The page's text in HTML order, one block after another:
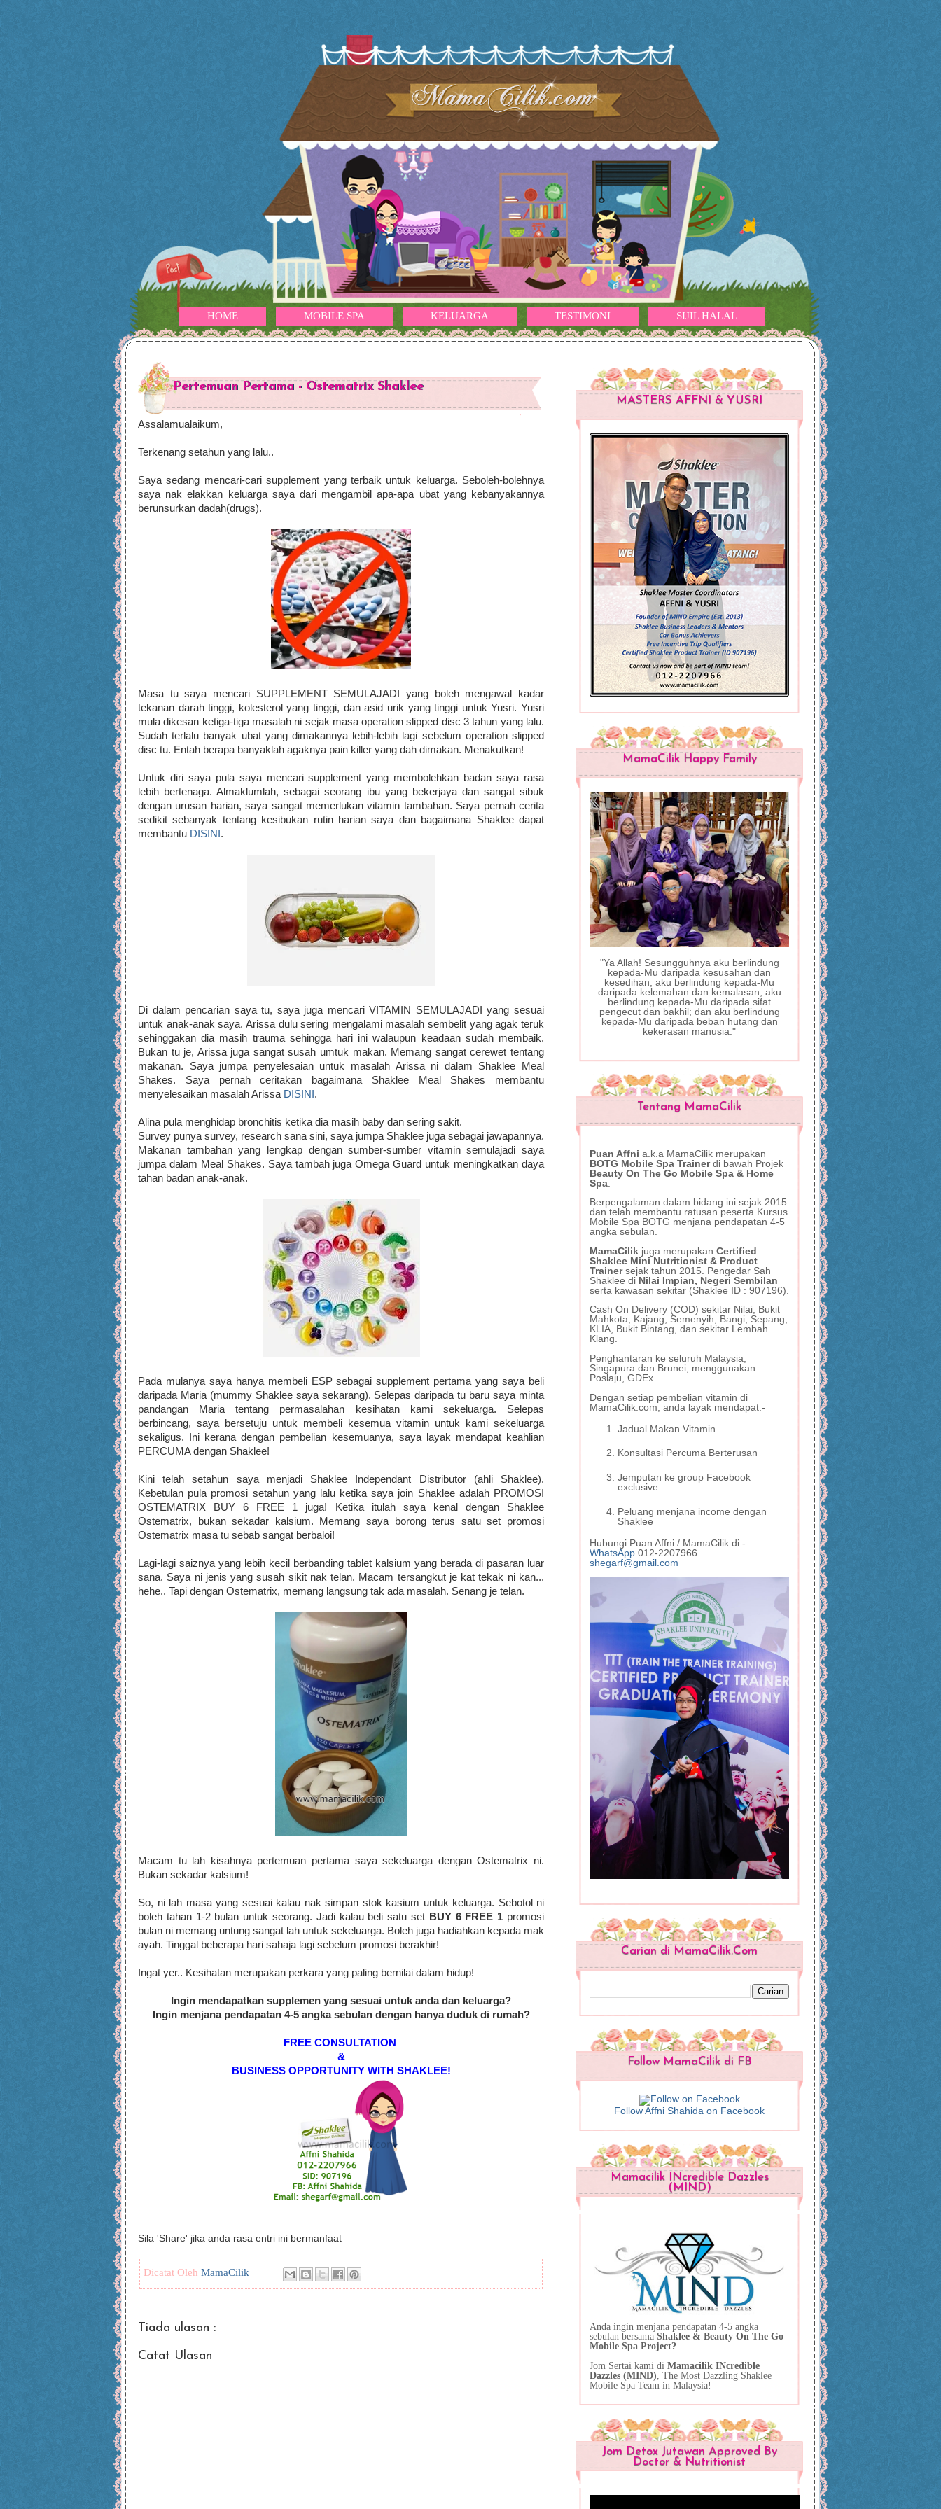
HOME MOBILE SPA KELUARGA TESTIMONI SIJIL HALAL
Pertemuan Pertama - Ostematrix Shaklee
Assalamualaikum,
Terkenang setahun yang lalu..
Saya sedang mencari-cari supplement yang terbaik untuk keluarga. Seboleh-bolehnya
saya nak elakkan keluarga saya dari mengambil apa-apa ubat yang kebanyakannya
berunsurkan dadah(drugs).
Masa tu saya mencari SUPPLEMENT SEMULAJADI yang boleh mengawal kadar
tekanan darah tinggi, kolesterol yang tinggi, dan asid urik yang tinggi untuk Yusri. Yusri
mula dikesan ketiga-tiga masalah ni sejak masa operation slipped disc 3 tahun yang lalu.
Sudah terlalu banyak ubat yang dimakannya lebih-lebih lagi sebelum operation slipped
disc tu. Entah berapa banyaklah agaknya pain killer yang dah dimakan. Menakutkan!
Untuk diri saya pula saya mencari supplement yang membolehkan badan saya rasa
lebih bertenaga. Almaklumlah, sebagai seorang ibu yang bekerjaya dan sangat sibuk
dengan urusan harian, saya sangat memerlukan vitamin tambahan. Saya pernah cerita
sedikit sebanyak tentang kesibukan rutin harian saya dan bagaimana Shaklee dapat
membantu DISINI .
Di dalam pencarian saya tu, saya juga mencari VITAMIN SEMULAJADI yang sesuai
untuk anak-anak saya. Arissa dulu sering mengalami masalah sembelit yang agak teruk
sehinggakan dia masih trauma sehingga hari ini walaupun keadaan sudah membaik.
Bukan tu je, Arissa juga sangat susah umtuk makan. Memang sangat cerewet tentang
makanan. Saya jumpa penyelesaian untuk masalah Arissa ni dalam Shaklee Meal
Shakes. Saya pernah ceritakan bagaimana Shaklee Meal Shakes membantu
menyelesaikan masalah Arissa DISINI .
Alina pula menghidap bronchitis ketika dia masih baby dan sering sakit.
Survey punya survey, research sana sini, saya jumpa Shaklee juga sebagai jawapannya.
Makanan tambahan yang lengkap dengan sumber-sumber vitamin semulajadi saya
jumpa dalam Meal Shakes. Saya tambah juga Omega Guard untuk meningkatkan daya
tahan badan anak-anak.
Pada mulanya saya hanya membeli ESP sebagai supplement pertama yang saya beli
daripada Maria (mummy Shaklee saya sekarang). Selepas daripada tu baru saya minta
pandangan Maria tentang permasalahan kesihatan kami sekeluarga. Selepas
berbincang, saya bersetuju untuk membeli kesemua vitamin untuk kami sekeluarga
sekaligus. Ini kerana dengan pembelian kesemuanya, saya layak mendapat keahlian
PERCUMA dengan Shaklee!
Kini telah setahun saya menjadi Shaklee Independant Distributor (ahli Shaklee).
Kebetulan pula promosi setahun yang lalu ketika saya join Shaklee adalah PROMOSI
OSTEMATRIX BUY 6 FREE 1 juga! Ketika itulah saya kenal dengan Shaklee
Ostematrix, bukan sekadar kalsium. Memang saya borong terus satu set promosi
Ostematrix masa tu sebab sangat berbaloi!
Lagi-lagi saiznya yang lebih kecil berbanding tablet kalsium yang berada di pasaran luar
sana. Saya ni jenis yang susah sikit nak telan. Macam tersangkut je kat tekak ni kan...
hehe.. Tapi dengan Ostematrix, memang langsung tak ada masalah. Senang je telan.
Macam tu lah kisahnya pertemuan pertama saya sekeluarga dengan Ostematrix ni.
Bukan sekadar kalsium!
So, ni lah masa yang sesuai kalau nak simpan stok kasium untuk keluarga. Sebotol ni
boleh tahan 1-2 bulan untuk seorang. Jadi kalau beli satu set BUY 6 FREE 1 promosi
bulan ni memang untung sangat lah untuk sekeluarga. Boleh juga hadiahkan kepada mak
ayah. Tinggal beberapa hari sahaja lagi sebelum promosi berakhir!
Ingat yer.. Kesihatan merupakan perkara yang paling bernilai dalam hidup!
Ingin mendapatkan supplemen yang sesuai untuk anda dan keluarga?
Ingin menjana pendapatan 4-5 angka sebulan dengan hanya duduk di rumah?
FREE CONSULTATION
&
BUSINESS OPPORTUNITY WITH SHAKLEE!
Sila 'Share' jika anda rasa entri ini bermanfaat
Dicatat Oleh MamaCilik
Tiada ulasan :
Catat Ulasan
MASTERS AFFNI & YUSRI
MamaCilik Happy Family
"Ya Allah! Sesungguhnya aku berlindung
kepada-Mu daripada kesusahan dan
kesedihan; aku berlindung kepada-Mu
daripada kelemahan dan kemalasan; aku
berlindung kepada-Mu daripada sifat
pengecut dan bakhil; dan aku berlindung
kepada-Mu daripada beban hutang dan
kekerasan manusia."
Tentang MamaCilik
Puan Affni a.k.a MamaCilik merupakan
BOTG Mobile Spa Trainerdi bawah Projek
Beauty On The Go Mobile Spa & Home
Spa
Berpengalaman dalam bidang ini sejak 2015
dan telah membantu ratusan peserta Kursus
Mobile Spa BOTG menjana pendapatan 4-5
angka sebulan.
MamaCilik juga merupakan Certified
Shaklee Mini Nutritionist & Product
Trainersejak tahun 2015. Pengedar Sah
Shaklee di Nilai Impian, Negeri Sembilan
serta kawasan sekitar (Shaklee ID : 907196).
Cash On Delivery (COD) sekitar Nilai, Bukit
Mahkota, Kajang, Semenyih, Bangi, Sepang,
KLIA, Bukit Bintang, dan sekitar Lembah
Klang.
Penghantaran ke seluruh Malaysia,
Singapura dan Brunei, menggunakan
Poslaju, GDEx.
Dengan setiap pembelian vitamin di
MamaCilik.com, anda layak mendapat:-
Jadual Makan Vitamin
Konsultasi Percuma Berterusan
Jemputan ke group Facebook
exclusive
Peluang menjana income dengan
Shaklee
Hubungi Puan Affni / MamaCilik di:-
WhatsApp 012-2207966
shegarf@gmail.com
Carian di MamaCilik.Com
Follow MamaCilik di FB
Follow Affni Shahida on Facebook
Mamacilik INcredible Dazzles
(MIND)
Anda ingin menjana pendapatan 4-5 angka
sebulan bersama Shaklee & Beauty On The Go
Mobile Spa Project?
Jom Sertai kami di Mamacilik INcredible
Dazzles (MIND), The Most Dazzling Shaklee
Mobile Spa Team in Malaysia!
Jom Detox Jutawan Approved By
Doctor & Nutritionist